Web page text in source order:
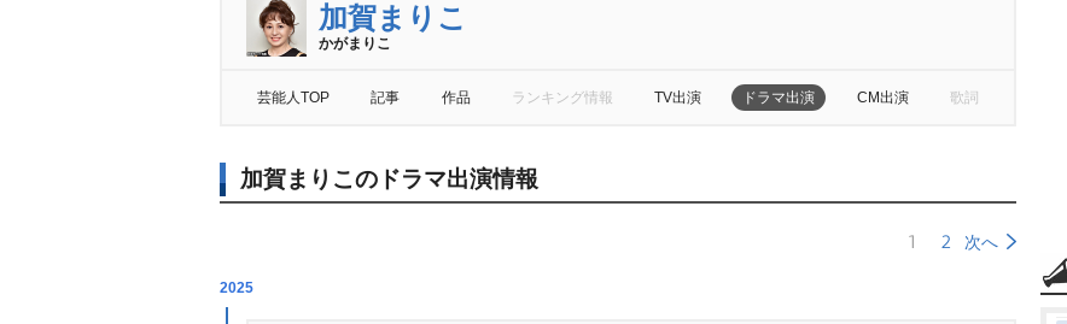
加賀まりこ
かがまりこ
芸能人TOP 記事 作品 ランキング情報 TV出演 ドラマ出演 CM出演 歌詞
加賀まりこのドラマ出演情報
1 2 次へ
2025